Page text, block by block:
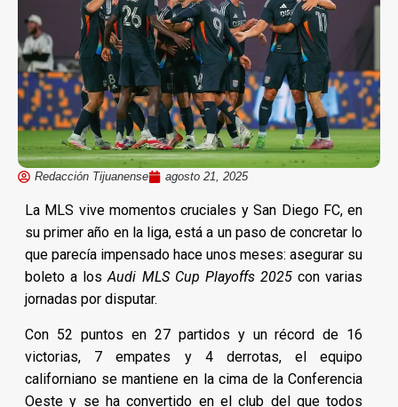
Redacción Tijuanense agosto 21, 2025
La MLS vive momentos cruciales y San Diego FC, en
su primer año en la liga, está a un paso de concretar lo
que parecía impensado hace unos meses: asegurar su
boleto a losAudi MLS Cup Playoffs 2025 con varias
jornadas por disputar.
Con 52 puntos en 27 partidos y un récord de 16
victorias, 7 empates y 4 derrotas, el equipo
californiano se mantiene en la cima de la Conferencia
Oeste y se ha convertido en el club del que todos